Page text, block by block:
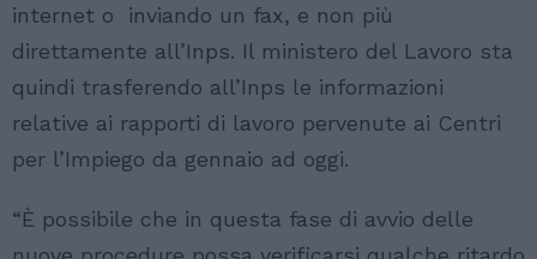
internet o inviando un fax, e non più
direttamente all’Inps. Il ministero del Lavoro sta
quindi trasferendo all’Inps le informazioni
relative ai rapporti di lavoro pervenute ai Centri
per l’Impiego da gennaio ad oggi.
“È possibile che in questa fase di avvio delle